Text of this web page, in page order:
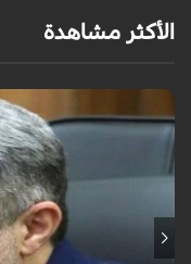
الأكثر مشاهدة